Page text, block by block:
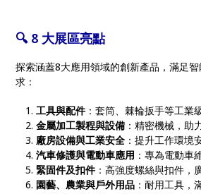
🔍 8 大展區亮點
探索涵蓋8大應用領域的創新產品，滿足
求：
工具與配件：套筒、棘輪扳手等工業
金屬加工製程與設備 ：精密機械，助
廠房設備與工業安全 ：提升工作環境
汽車修護與電動車應用 ：專為電動車
緊固件及扣件：高強度螺絲與扣件，
園藝、農業與戶外用品 ：耐用工具，